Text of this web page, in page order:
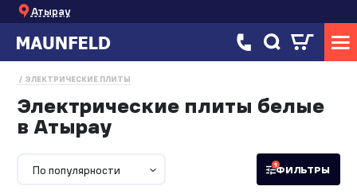
Атырау
ЭЛЕКТРИЧЕСКИЕ ПЛИТЫ
Электрические плиты белые
в Атырау
По популярности 1ФИЛЬТРЫ